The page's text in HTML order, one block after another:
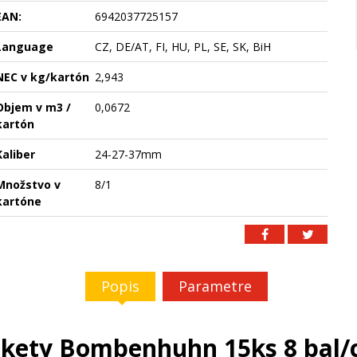
6942037725157
CZ, DE/AT, FI, HU, PL, SE, SK, BiH
v kg/kartón 2,943
v m3 /
0,0672
24-27-37mm
v
8/1
Popis Parametre
Bombenhuhn 15ks 8